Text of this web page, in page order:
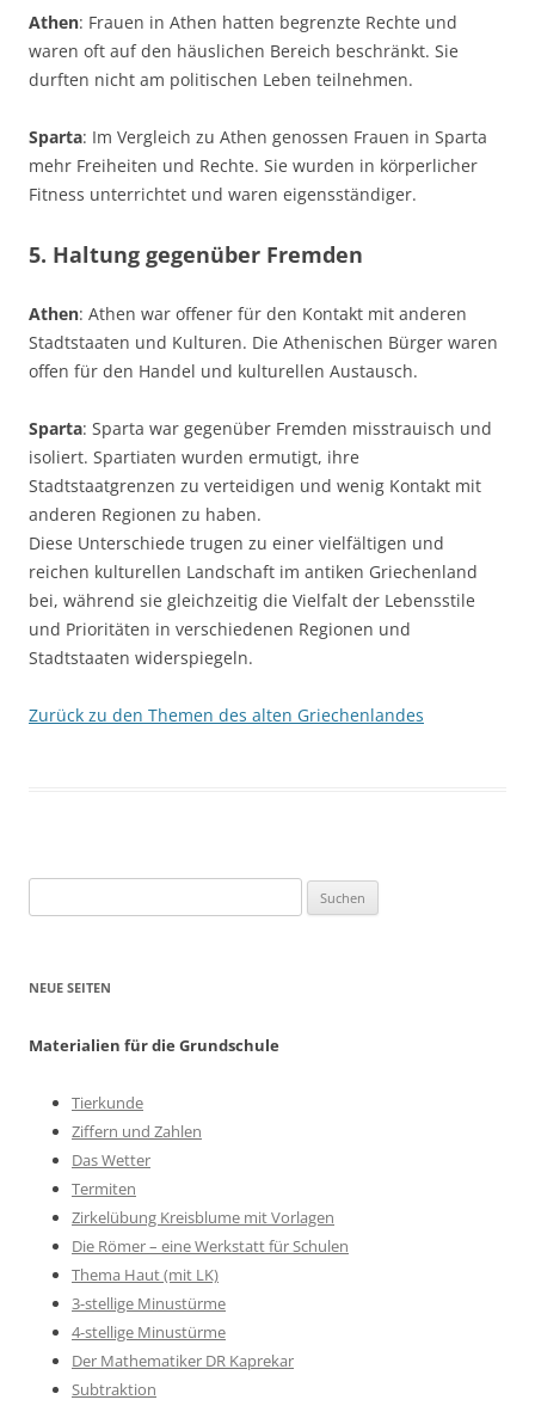
Athen: Frauen in Athen hatten begrenzte Rechte und
waren oft auf den häuslichen Bereich beschränkt. Sie
durften nicht am politischen Leben teilnehmen.
Sparta: Im Vergleich zu Athen genossen Frauen in Sparta
mehr Freiheiten und Rechte. Sie wurden in körperlicher
Fitness unterrichtet und waren eigensständiger.
5. Haltung gegenüber Fremden
Athen: Athen war offener für den Kontakt mit anderen
Stadtstaaten und Kulturen. Die Athenischen Bürger waren
offen für den Handel und kulturellen Austausch.
Sparta: Sparta war gegenüber Fremden misstrauisch und
isoliert. Spartiaten wurden ermutigt, ihre
Stadtstaatgrenzen zu verteidigen und wenig Kontakt mit
anderen Regionen zu haben.
Diese Unterschiede trugen zu einer vielfältigen und
reichen kulturellen Landschaft im antiken Griechenland
bei, während sie gleichzeitig die Vielfalt der Lebensstile
und Prioritäten in verschiedenen Regionen und
Stadtstaaten widerspiegeln.
Zurück zu den Themen des alten Griechenlandes
nach:
NEUE SEITEN
Materialien für die Grundschule
Tierkunde
Ziffern und Zahlen
Das Wetter
Termiten
Zirkelübung Kreisblume mit Vorlagen
Die Römer – eine Werkstatt für Schulen
Thema Haut (mit LK)
3-stellige Minustürme
4-stellige Minustürme
Der Mathematiker DR Kaprekar
Subtraktion